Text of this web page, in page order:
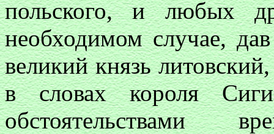
польского, и любых
необходимом случае,
великий князь
в словах короля